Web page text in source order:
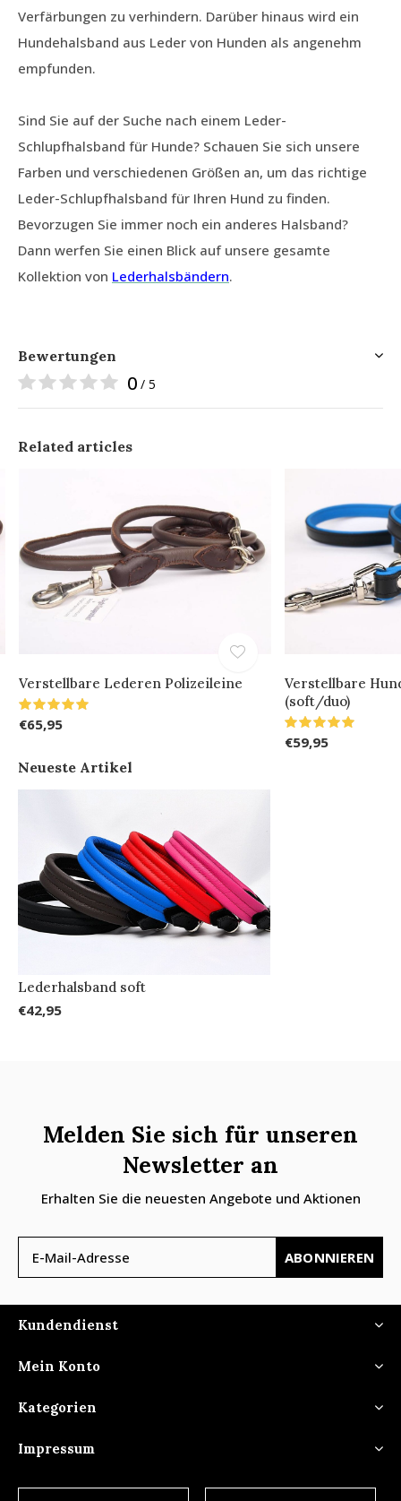
Verfärbungen zu verhindern. Darüber hinaus wird ein
Hundehalsband aus Leder von Hunden als angenehm
empfunden.
Sind Sie auf der Suche nach einem Leder-
Schlupfhalsband für Hunde? Schauen Sie sich unsere
Farben und verschiedenen Größen an, um das richtige
Leder-Schlupfhalsband für Ihren Hund zu finden.
Bevorzugen Sie immer noch ein anderes Halsband?
Dann werfen Sie einen Blick auf unsere gesamte
Kollektion von Lederhalsbändern.
Bewertungen
0 / 5
Related articles
Verstellbare Lederen Polizeileine
€65,95
Verstellbare
(soft/duo)
€59,95
Neueste Artikel
Lederhalsband soft
€42,95
Melden Sie sich für unseren
Newsletter an
Erhalten Sie die neuesten Angebote und Aktionen
ABONNIEREN
Kundendienst
Mein Konto
Kategorien
Impressum